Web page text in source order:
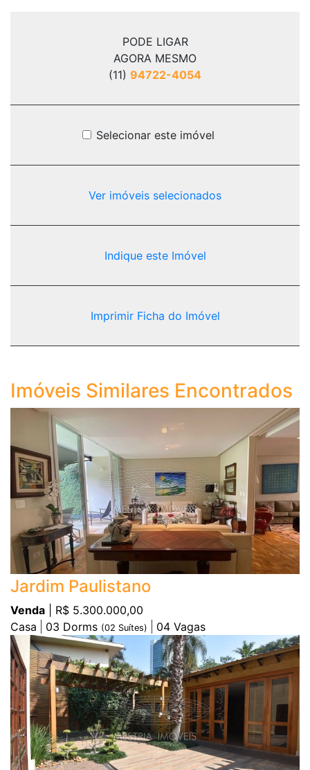
PODE LIGAR
AGORA MESMO
(11) 94722-4054
Selecionar este imóvel
Ver imóveis selecionados
Indique este Imóvel
Imprimir Ficha do Imóvel
Imóveis Similares Encontrados
Jardim Paulistano
Venda | R$ 5.300.000,00
Casa
03 Dorms (02 Suítes) 04 Vagas